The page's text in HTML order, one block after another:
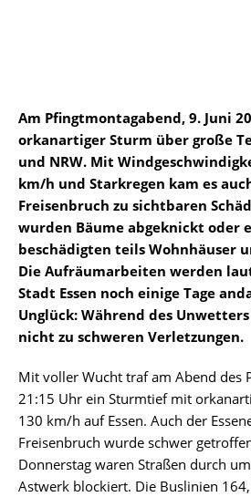
Am Pfingtmontagabend, 9. Juni
orkanartiger Sturm über große
und NRW. Mit
km/h und Starkregen kam es
Freisenbruch zu sichtbaren
wurden Bäume abgeknickt oder
beschädigten teils Wohnhäuser
Die Aufräumarbeiten werden
Stadt Essen noch einige Tage
Unglück: Während des
nicht zu schweren Verletzungen.
Mit voller Wucht traf am Abend des
21:15 Uhr ein Sturmtief mit
130 km/h auf Essen. Auch der
Freisenbruch wurde schwer
Donnerstag waren Straßen durch
Astwerk blockiert. Die Buslinien